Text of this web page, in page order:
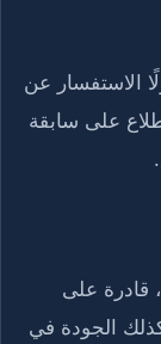
الاستفسار عن
على سابقة
قادرة على
كذلك الجودة في